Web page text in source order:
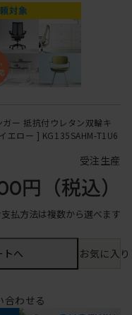
ー 抵抗付ウレタン双輪キ
エロー ] KG135SAHM-T1U6
受注生産
円 （税込）
払方法は複数から選べます
トへ お気に入
合わせる